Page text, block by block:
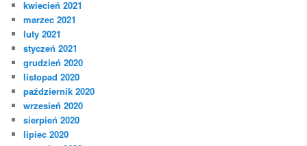
kwiecień 2021
marzec 2021
luty 2021
styczeń 2021
grudzień 2020
listopad 2020
październik 2020
wrzesień 2020
sierpień 2020
lipiec 2020